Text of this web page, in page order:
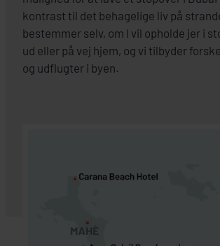
kontrast til det behagelige liv på
bestemmer selv, om I vil opholde jer i
ud eller på vej hjem, og vi tilbyder
og udflugter i byen.